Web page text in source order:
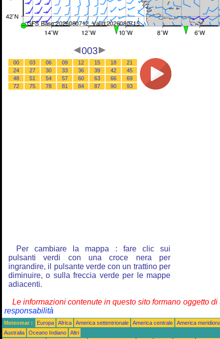
003
00 03 06 09 12 15 18
21
24
27 30 33 36 39 42
45
48
51 54 57 60 63 66
69
72
75 78 81 84 87 90 93
Per cambiare la mappa : fare clic sui
pulsanti verdi con una croce nera per
ingrandire, il pulsante verde con un trattino per
diminuire, o sulla freccia verde per le mappe
adiacenti.
Le informazioni contenute in questo sito formano oggetto
responsabilità
Meteomar : Europa Africa America settentrionale America centrale
America
Australia
Oceano Indiano
Altri